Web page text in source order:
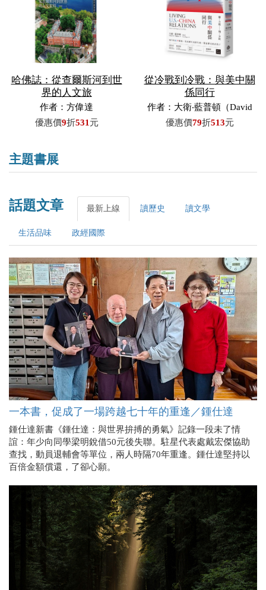
哈佛誌：從查爾斯河到世
界的人文旅
作者：方偉達
優惠價9折531 元
從冷戰到冷戰：與美中關
係同行
作者：大衛‧藍普頓（David
M. Lampton）／著，費艾文
優惠價79折513元
主題書展
話題文章 最新上線 讀歷史 讀文學
生活品味 政經國際
一本書，促成了一場跨越七十年的重逢／鍾仕達
鍾仕達新書《鍾仕達：與世界拚搏的勇氣》記錄一段未了情
誼：年少向同學梁明銳借50元後失聯。駐星代表處戴宏傑協助
查找，動員退輔會等單位，兩人時隔70年重逢。鍾仕達堅持以
百倍金額償還，了卻心願。